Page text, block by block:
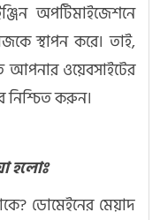
অপটিমাইজেশনে
স্থাপন করে। তাই,
আপনার ওয়েবসাইটের
করুন।
হলোঃ
ডোমেইনের মেয়াদ